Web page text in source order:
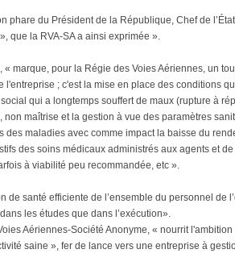
phare du Président de la République, Chef de
que la RVA-SA a ainsi exprimée ».
marque, pour la Régie des Voies Aériennes, un
; c'est la mise en place des conditions
qui a longtemps souffert de maux (rupture à
maîtrise et la gestion à vue des paramètres
maladies avec comme impact la baisse du
des soins médicaux administrés aux agents et
à viabilité peu recommandée, etc ».
de santé efficiente de l’ensemble du personnel de
les études que dans l’exécution».
Aériennes-Société Anonyme, « nourrit
saine », fer de lance vers une entreprise à